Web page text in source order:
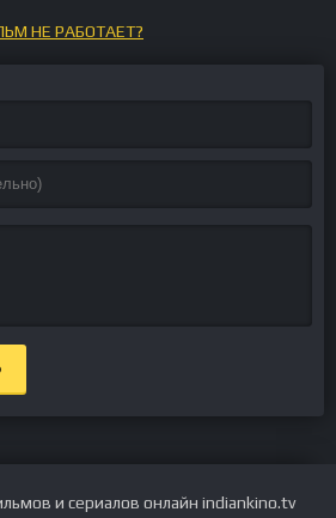
НЕ РАБОТАЕТ?
и сериалов онлайн indiankino.tv